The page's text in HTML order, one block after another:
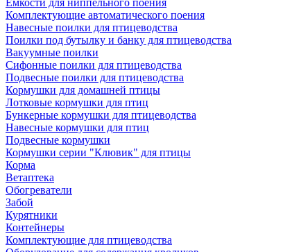
Емкости для ниппельного поения
Комплектующие автоматического поения
Навесные поилки для птицеводства
Поилки под бутылку и банку для птицеводства
Вакуумные поилки
Сифонные поилки для птицеводства
Подвесные поилки для птицеводства
Кормушки для домашней птицы
Лотковые кормушки для птиц
Бункерные кормушки для птицеводства
Навесные кормушки для птиц
Подвесные кормушки
Кормушки серии "Клювик" для птицы
Корма
Ветаптека
Обогреватели
Забой
Курятники
Контейнеры
Комплектующие для птицеводства